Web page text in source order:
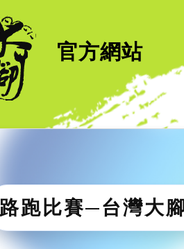
官方網站
路跑比賽─台灣大